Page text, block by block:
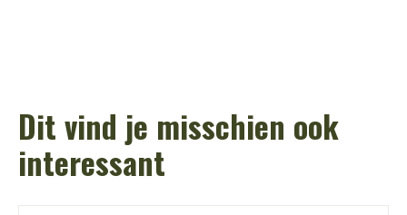
Dit vind je misschien ook
interessant